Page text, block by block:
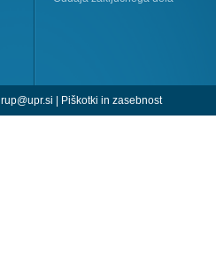
rup@upr.si Piškotki in zasebnost